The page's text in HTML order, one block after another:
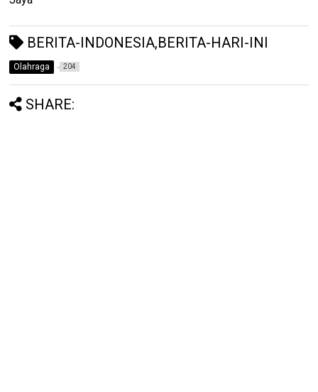
BERITA-INDONESIA,BERITA-HARI-INI
Olahraga 204
SHARE: